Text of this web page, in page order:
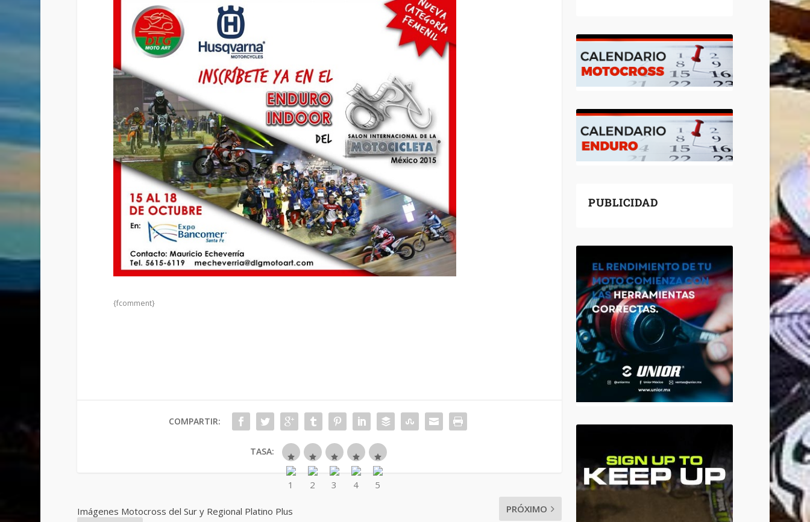
{fcomment}
COMPARTIR:
TASA:
Imágenes Motocross del Sur y Regional Platino Plus
PRÓXIMO
PUBLICIDAD